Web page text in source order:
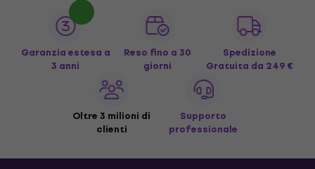
Garanzia estesa a
3 anni
Reso fino a 30
giorni
Spedizione
Gratuita da 249 €
Oltre 3 milioni di
clienti
Supporto
professionale